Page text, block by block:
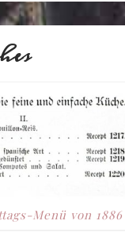
Menü von 1886